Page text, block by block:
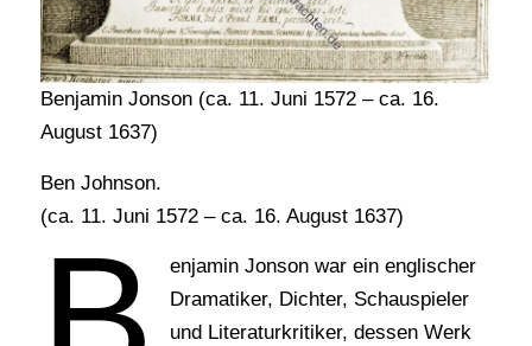
Benjamin Jonson (ca. 11. Juni 1572 – ca. 16.
August 1637)
Ben Johnson.
(ca. 11. Juni 1572 – ca. 16. August 1637)
enjamin Jonson war ein englischer
Dramatiker, Dichter, Schauspieler
und Literaturkritiker, dessen Werk